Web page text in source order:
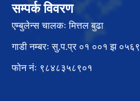
सम्पर्क विवरण
एम्बुलेन्स चालकः मित्तल बुढा
गाडी नम्बरः सु.प.प्र ०१ ००१ झ ०५६९
फोन नंः ९८४८३५८९०१